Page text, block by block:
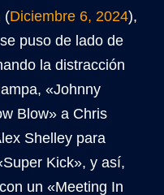
(Diciembre 6, 2024),
puso de lado de
la distracción
«Johnny
Blow» a Chris
Shelley para
Kick», y así,
un «Meeting In